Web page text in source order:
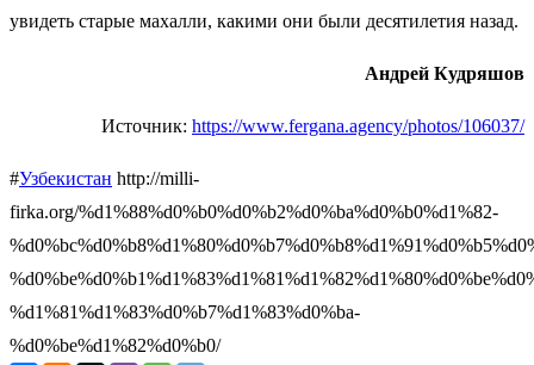
увидеть старые махалли, какими они были десятилетия назад.
Андрей Кудряшов
Источник: https://www.fergana.agency/photos/106037/
#Узбекистан http://milli-
firka.org/%d1%88%d0%b0%d0%b2%d0%ba%d0%b0%d1%82-
%d1%81%d1%83%d0%b7%d1%83%d0%ba-
%d0%be%d1%82%d0%b0/